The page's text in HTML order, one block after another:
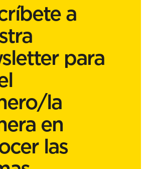
a
para
la
en
las